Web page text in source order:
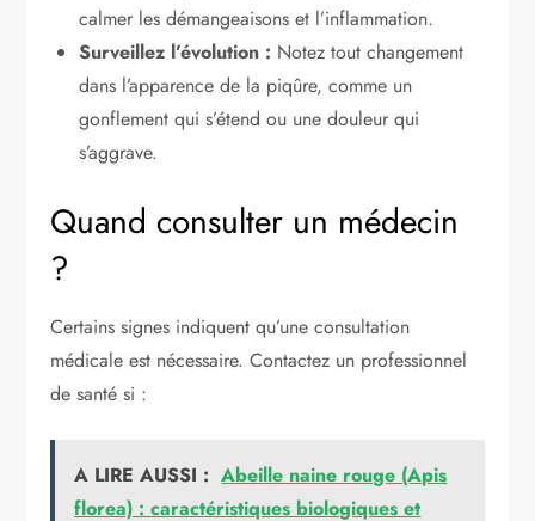
calmer les démangeaisons et l’inflammation.
Surveillez l’évolution : Notez tout changement
dans l’apparence de la piqûre, comme un
gonflement qui s’étend ou une douleur qui
s’aggrave.
Quand consulter un médecin
?
Certains signes indiquent qu’une consultation
médicale est nécessaire. Contactez un professionnel
de santé si :
A LIRE AUSSI : Abeille naine rouge (Apis
florea) : caractéristiques biologiques et